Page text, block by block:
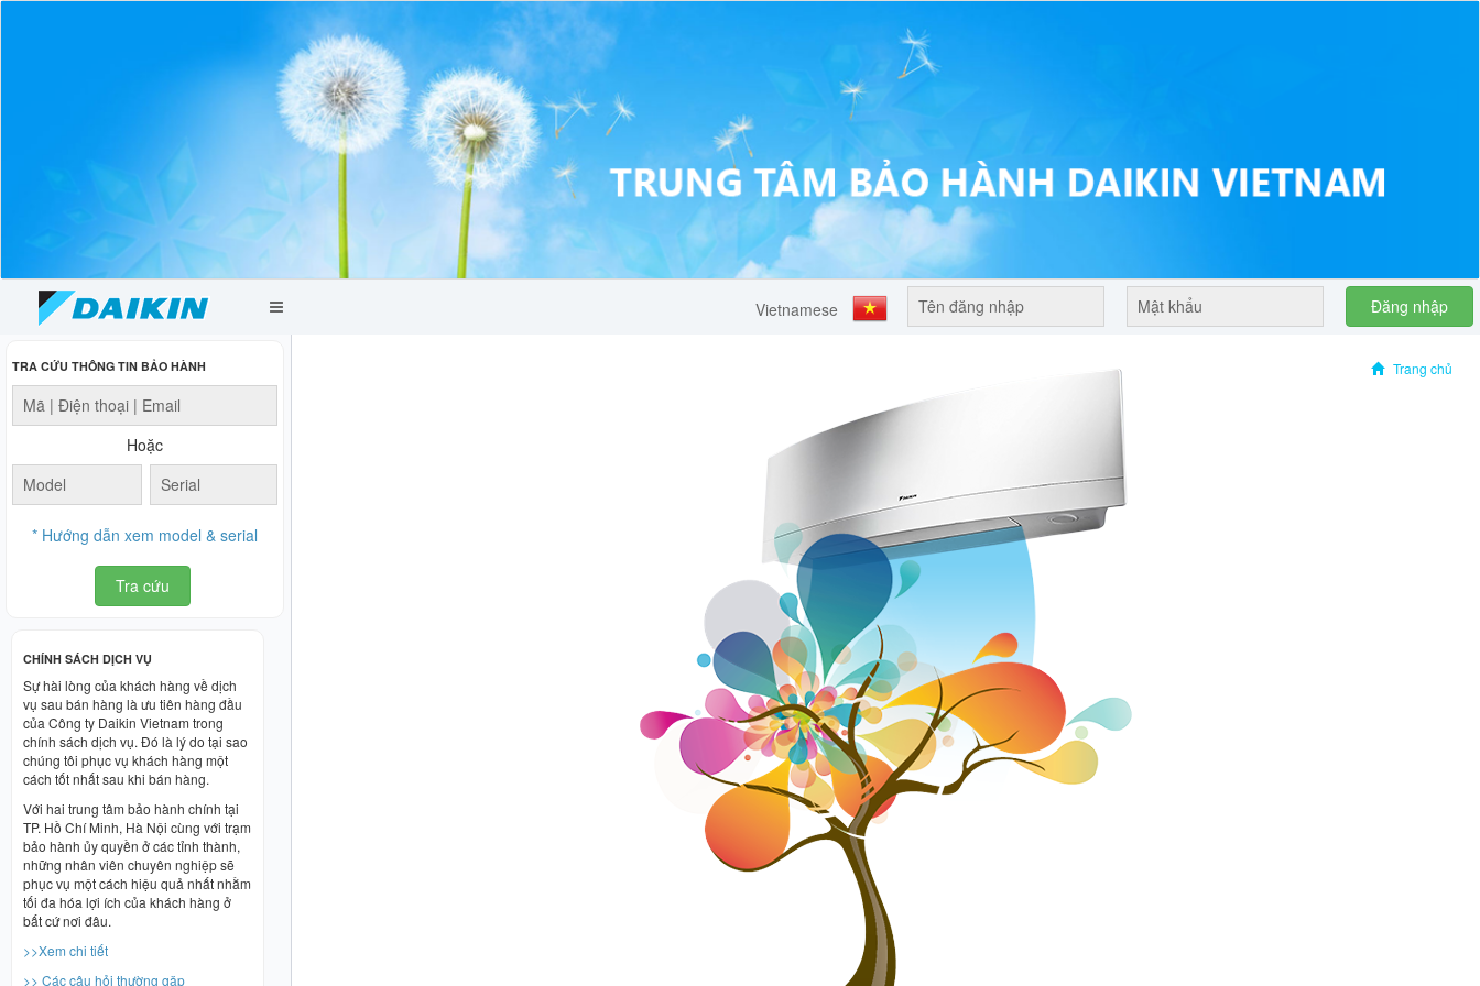
Toggle
Đăng nhập
TRA CỨU THÔNG TIN BẢO HÀNH
Hoặc
* Hướng dẫn xem model & serial
Tra cứu
CHÍNH SÁCH DỊCH VỤ
Sự hài lòng của khách hàng về dịch
vụ sau bán hàng là ưu tiên hàng đầu
của Công ty Daikin Vietnam trong
chính sách dịch vụ. Đó là lý do tại sao
chúng tôi phục vụ khách hàng một
cách tốt nhất sau khi bán hàng.
Với hai trung tâm bảo hành chính tại
TP. Hồ Chí Minh, Hà Nội cùng với trạm
bảo hành ủy quyền ở các tỉnh thành,
những nhân viên chuyên nghiệp sẽ
phục vụ một cách hiệu quả nhất nhằm
tối đa hóa lợi ích của khách hàng ở
bất cứ nơi đâu.
>>Xem chi tiết
>> Các câu hỏi thường gặp
Trang chủ